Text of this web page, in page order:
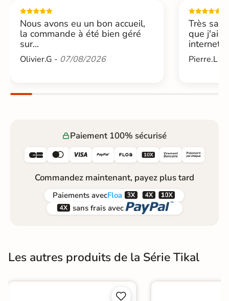
Nous avons eu un bon accueil,
la commande à été bien géré
sur...
Olivier.G - 07/08/2026
Très
que j'ai
internet....
Pierre.L -
Paiement 100% sécurisé
     
Commandez maintenant, payez plus tard
Paiements avecFloa  
 sans frais avec 
Les autres produits de la Série Tikal

